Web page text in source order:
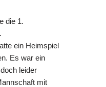
die 1.
ein Heimspiel
Es war ein
leider
mit